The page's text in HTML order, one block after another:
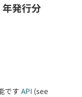
発行分
です API (see